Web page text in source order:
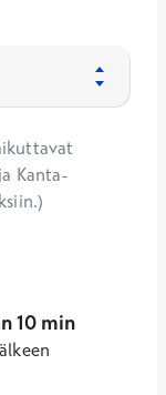
Kanta-
10 min